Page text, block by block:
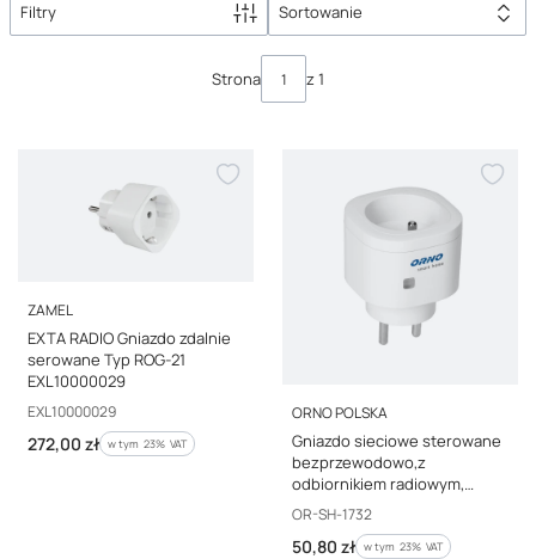
Filtry Sortowanie
Strona z 1
PRODUCENT
ZAMEL
EXTA RADIO Gniazdo zdalnie
serowane Typ ROG-21
EXL10000029
Kod producenta
EXL10000029
Cena brutto
272,00 zł w tym %s VAT
w tym 23% VAT
PRODUCENT
ORNO POLSKA
Gniazdo sieciowe sterowane
bezprzewodowo,z
odbiornikiem radiowym,
ORNO Smart Home,OR-SH-
1732
Kod producenta
OR-SH-1732
Cena brutto
50,80 zł w tym %s VAT
w tym 23% VAT